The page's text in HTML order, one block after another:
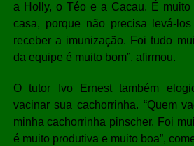
a Holly, o Téo e a Cacau. É
casa, porque não precisa levá-
receber a imunização. Foi tudo
da equipe é muito bom”, afirmou.
O tutor Ivo Ernest também
vacinar sua cachorrinha. “Quem
minha cachorrinha pinscher. Foi
é muito produtiva e muito boa”,